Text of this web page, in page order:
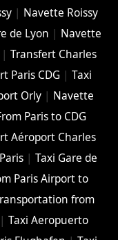
| Navette Roissy
de Lyon | Navette
|Transfert Charles
Paris CDG |Taxi
Orly | Navette
Paris to CDG
Aéroport Charles
| Taxi Gare de
Paris Airport to
from
|Taxi Aeropuerto